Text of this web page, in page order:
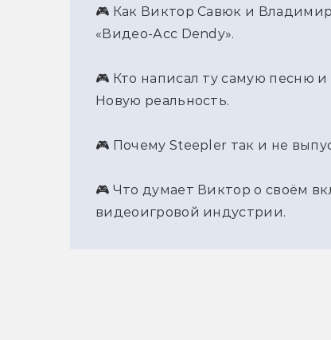
🎮 Как Виктор Савюк и
«Видео-Асс Dendy».
🎮 Кто написал ту самую песню
Новую реальность.
🎮 Почему Steepler так и не
🎮 Что думает Виктор о своём
видеоигровой индустрии.